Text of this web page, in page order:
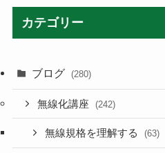
カテゴリー
ブログ (280)
無線化講座 (242)
無線規格を理解する (63)